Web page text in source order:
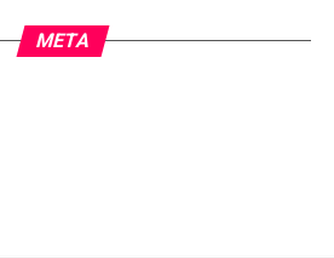
META